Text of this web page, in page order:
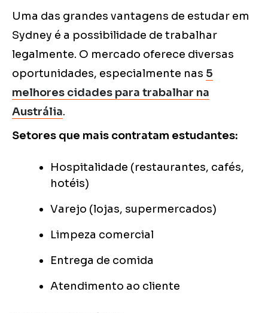
Uma das grandes vantagens de estudar em
Sydney é a possibilidade de trabalhar
legalmente. O mercado oferece diversas
oportunidades, especialmente nas 5
melhores cidades para trabalhar na
Austrália.
Setores que mais contratam estudantes:
Hospitalidade (restaurantes, cafés,
hotéis)
Varejo (lojas, supermercados)
Limpeza comercial
Entrega de comida
Atendimento ao cliente